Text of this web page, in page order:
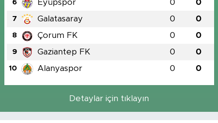
6 Eyüpspor 0 0
7 Galatasaray 0 0
8 Çorum FK 0 0
9 Gaziantep FK 0 0
10 Alanyaspor 0 0
Detaylar için tıklayın